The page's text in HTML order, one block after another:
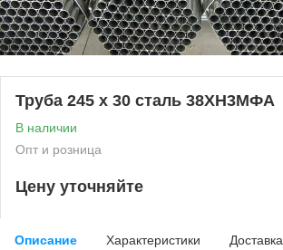
Труба 245 х 30 сталь 38ХН3МФА
В наличии
Опт и розница
Цену уточняйте
Описание Характеристики Доставка